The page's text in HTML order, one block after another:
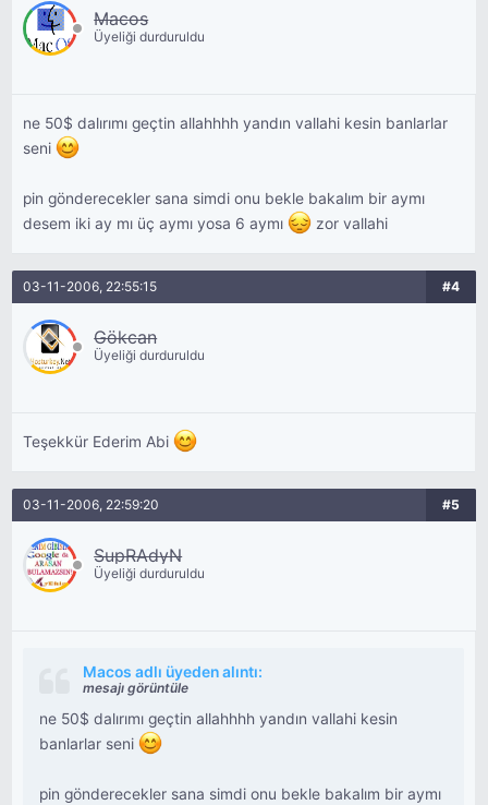
Macos
Üyeliği durduruldu
ne 50$ dalırımı geçtin allahhhh yandın vallahi kesin banlarlar
seni
pin gönderecekler sana simdi onu bekle bakalım bir aymı
desem iki ay mı üç aymı yosa 6 aymı
zor vallahi
03-11-2006, 22:55:15 #4
Gökcan
Üyeliği durduruldu
Teşekkür Ederim Abi
03-11-2006, 22:59:20 #5
SupRAdyN
Üyeliği durduruldu
Macos adlı üyeden alıntı:
mesajı görüntüle
ne 50$ dalırımı geçtin allahhhh yandın vallahi kesin
banlarlar seni
pin gönderecekler sana simdi onu bekle bakalım bir aymı